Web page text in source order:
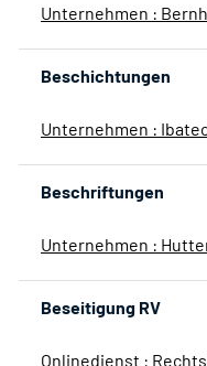
Unternehmen :
Beschichtungen
Unternehmen :
Beschriftungen
Unternehmen :
Beseitigung RV
Onlinedienst :